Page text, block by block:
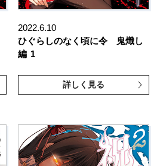
2022.6.10
ひぐらしのなく頃に令 鬼熾し
編 1
詳しく見る